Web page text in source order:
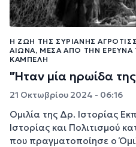
Η ΖΩΉ ΤΗΣ ΣΥΡΙΑΝΉΣ
ΑΙΏΝΑ, ΜΈΣΑ ΑΠΌ ΤΗΝ ΈΡΕΥΝΑ
ΚΑΜΠΈΛΗ
"Ήταν μία ηρωίδα
21 Οκτωβρίου 2024 - 06:16
Ομιλία της Δρ. Ιστορίας
Ιστορίας και Πολιτισμού
που πραγματοποίησε ο